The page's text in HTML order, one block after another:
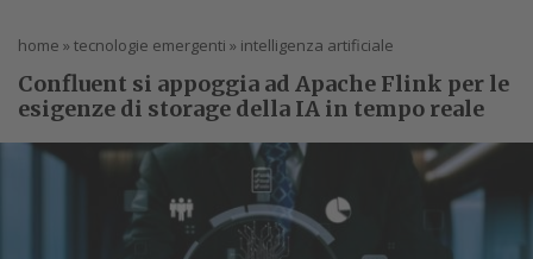
home » tecnologie emergenti » intelligenza artificiale
Confluent si appoggia ad Apache Flink per le
esigenze di storage della IA in tempo reale